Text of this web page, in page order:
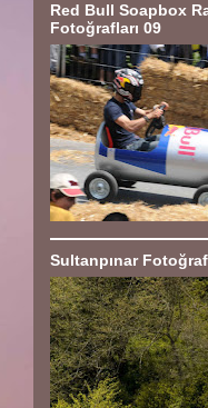
Red Bull Soapbox
Fotoğrafları 09
Sultanpınar